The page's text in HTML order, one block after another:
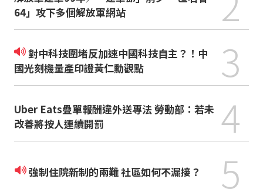
64」攻下多個解放軍網站
對中科技圍堵反加速中國科技自主？！中
國光刻機量產印證黃仁勳觀點
3
Uber Eats疊單報酬違外送專法 勞動部：若未
改善將按人連續開罰
4
強制住院新制的兩難 社區如何不漏接？ 5